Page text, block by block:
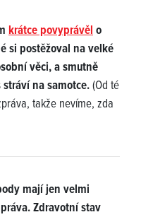
krátce povyprávělo
si postěžoval na velké
věci, a smutně
na samotce.(Od té
takže nevíme, zda
mají jen velmi
Zdravotní stav